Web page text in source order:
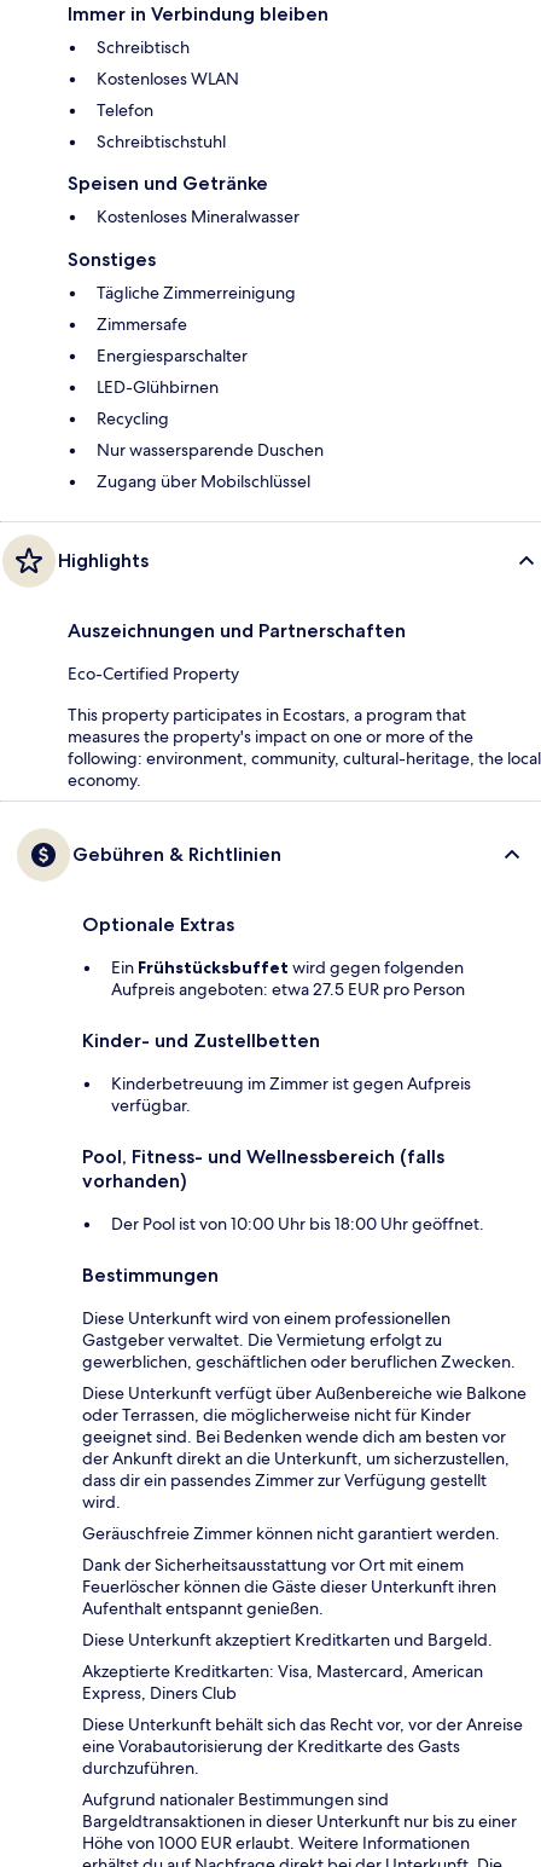
Immer in Verbindung bleiben
Schreibtisch
Kostenloses WLAN
Telefon
Schreibtischstuhl
Speisen und Getränke
Kostenloses Mineralwasser
Sonstiges
Tägliche Zimmerreinigung
Zimmersafe
Energiesparschalter
LED-Glühbirnen
Recycling
Nur wassersparende Duschen
Zugang über Mobilschlüssel
Highlights
Auszeichnungen und Partnerschaften
Eco-Certified Property
This property participates in Ecostars, a program that
measures the property's impact on one or more of the
following: environment, community, cultural-heritage, the local
economy.
Gebühren & Richtlinien
Optionale Extras
Ein Frühstücksbuffet wird gegen folgenden
Aufpreis angeboten: etwa 27.5 EUR pro Person
Kinder- und Zustellbetten
Kinderbetreuung im Zimmer ist gegen Aufpreis
verfügbar.
Pool, Fitness- und Wellnessbereich (falls
vorhanden)
Der Pool ist von 10:00 Uhr bis 18:00 Uhr geöffnet.
Bestimmungen
Diese Unterkunft wird von einem professionellen
Gastgeber verwaltet. Die Vermietung erfolgt zu
gewerblichen, geschäftlichen oder beruflichen Zwecken.
Diese Unterkunft verfügt über Außenbereiche wie Balkone
oder Terrassen, die möglicherweise nicht für Kinder
geeignet sind. Bei Bedenken wende dich am besten vor
der Ankunft direkt an die Unterkunft, um sicherzustellen,
dass dir ein passendes Zimmer zur Verfügung gestellt
wird.
Geräuschfreie Zimmer können nicht garantiert werden.
Dank der Sicherheitsausstattung vor Ort mit einem
Feuerlöscher können die Gäste dieser Unterkunft ihren
Aufenthalt entspannt genießen.
Diese Unterkunft akzeptiert Kreditkarten und Bargeld.
Akzeptierte Kreditkarten: Visa, Mastercard, American
Express, Diners Club
Diese Unterkunft behält sich das Recht vor, vor der Anreise
eine Vorabautorisierung der Kreditkarte des Gasts
durchzuführen.
Aufgrund nationaler Bestimmungen sind
Bargeldtransaktionen in dieser Unterkunft nur bis zu einer
Höhe von 1000 EUR erlaubt. Weitere Informationen